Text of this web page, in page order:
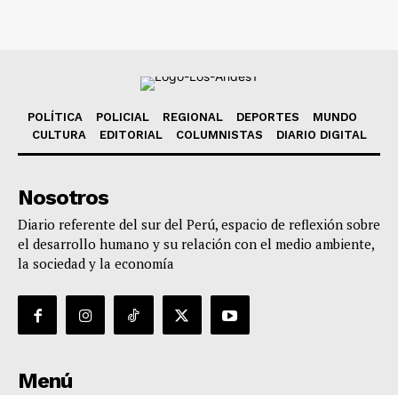
POLÍTICA POLICIAL REGIONAL DEPORTES
MUNDO
CULTURA
EDITORIAL COLUMNISTAS DIARIO DIGITAL
Nosotros
Diario referente del sur del Perú, espacio de reflexión sobre
el desarrollo humano y su relación con el medio ambiente,
la sociedad y la economía
Menú